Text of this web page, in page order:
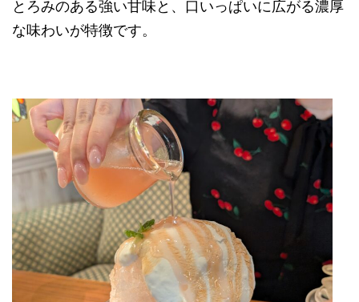
とろみのある強い甘味と、口いっぱいに広がる濃厚
な味わいが特徴です。